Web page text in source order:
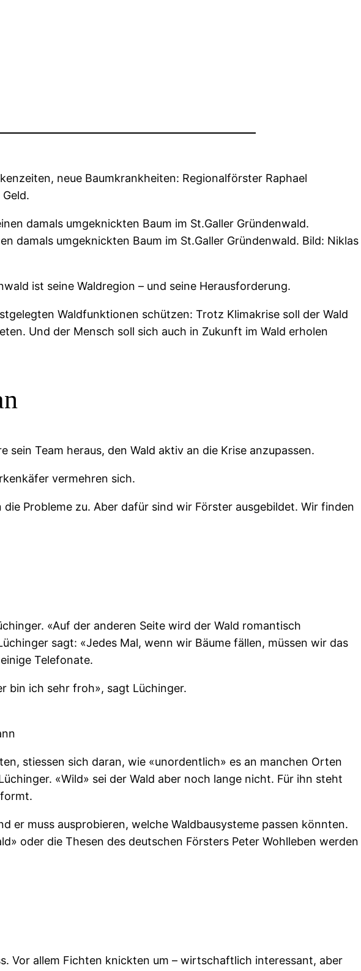
neue Baumkrankheiten: Regionalförster Raphael
damals umgeknickten Baum im St.Galler Gründenwald. Bild: Niklas
ist seine Waldregion – und seine Herausforderung.
Waldfunktionen schützen: Trotz Klimakrise soll der Wald
Und der Mensch soll sich auch in Zukunft im Wald erholen
Team heraus, den Wald aktiv an die Krise anzupassen.
vermehren sich.
Probleme zu. Aber dafür sind wir Förster ausgebildet. Wir finden
«Auf der anderen Seite wird der Wald romantisch
sagt: «Jedes Mal, wenn wir Bäume fällen, müssen wir das
Telefonate.
bin ich sehr froh», sagt Lüchinger.
stiessen sich daran, wie «unordentlich» es an manchen Orten
«Wild» sei der Wald aber noch lange nicht. Für ihn steht
er muss ausprobieren, welche Waldbausysteme passen könnten.
oder die Thesen des deutschen Försters Peter Wohlleben werden
Vor allem Fichten knickten um – wirtschaftlich interessant, aber